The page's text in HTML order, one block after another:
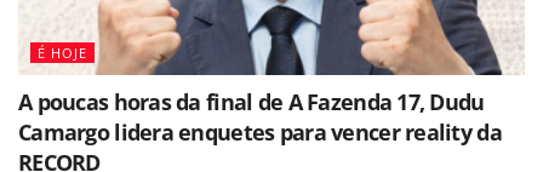
É HOJE
A poucas horas da final de A Fazenda 17, Dudu
Camargo lidera enquetes para vencer reality da
RECORD